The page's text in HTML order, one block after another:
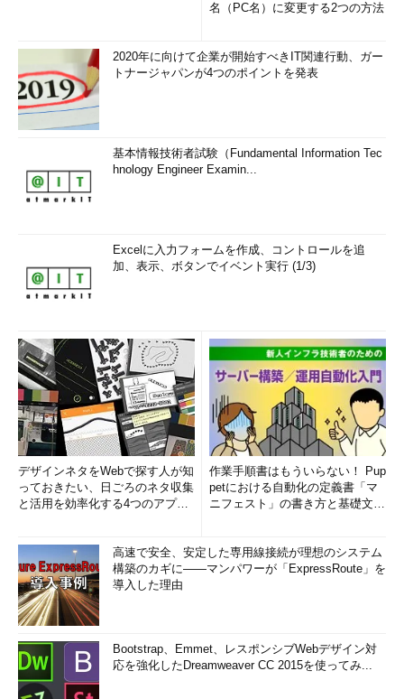
名（PC名）に変更する2つの方法
2020年に向けて企業が開始すべきIT関連行動、ガー
トナージャパンが4つのポイントを発表
基本情報技術者試験（Fundamental Information Tec
hnology Engineer Examin...
Excelに入力フォームを作成、コントロールを追
加、表示、ボタンでイベント実行 (1/3)
デザインネタをWebで探す人が知
っておきたい、日ごろのネタ収集
と活用を効率化する4つのアプリ
作業手順書はもういらない！ Pup
petにおける自動化の定義書「マ
ニフェスト」の書き方と基礎文法
高速で安全、安定した専用線接続が理想のシステム
構築のカギに――マンパワーが「ExpressRoute」を
導入した理由
Bootstrap、Emmet、レスポンシブWebデザイン対
応を強化したDreamweaver CC 2015を使ってみ...